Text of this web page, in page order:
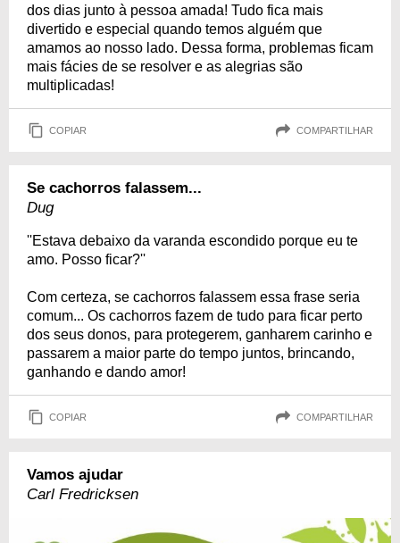
dos dias junto à pessoa amada! Tudo fica mais
divertido e especial quando temos alguém que
amamos ao nosso lado. Dessa forma, problemas ficam
mais fácies de se resolver e as alegrias são
multiplicadas!
COPIAR COMPARTILHAR
Se cachorros falassem...
Dug
''Estava debaixo da varanda escondido porque eu te
amo. Posso ficar?''
Com certeza, se cachorros falassem essa frase seria
comum... Os cachorros fazem de tudo para ficar perto
dos seus donos, para protegerem, ganharem carinho e
passarem a maior parte do tempo juntos, brincando,
ganhando e dando amor!
COPIAR COMPARTILHAR
Vamos ajudar
Carl Fredricksen